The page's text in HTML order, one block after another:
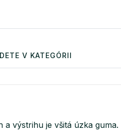
V KATEGÓRII
výstrihu je všitá úzka